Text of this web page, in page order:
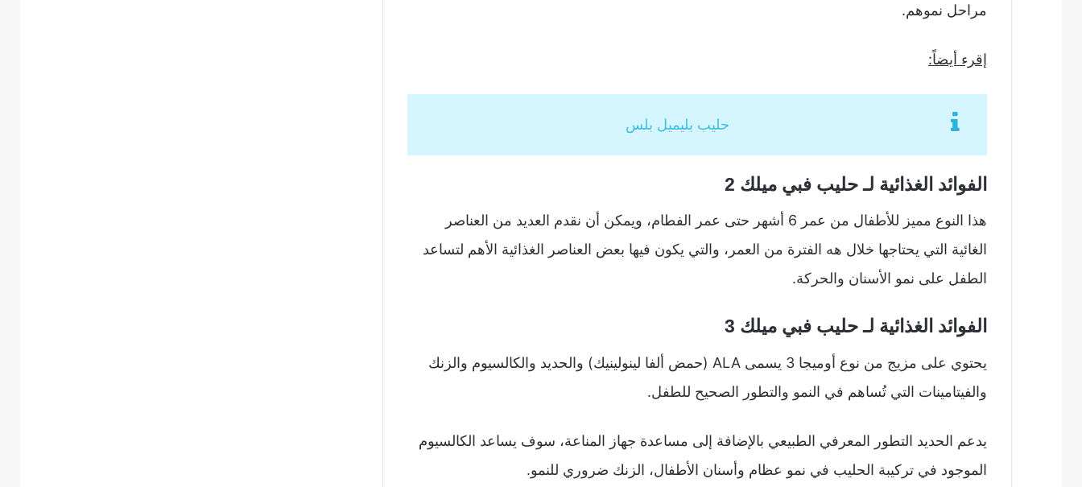
مراحل نموهم.
إقرء أيضاً:
حليب بليميل بلس
الفوائد الغذائية لـ حليب فبي ميلك 2
هذا النوع مميز للأطفال من عمر 6 أشهر حتى عمر الفطام، ويمكن أن نقدم العديد من العناصر
الغائية التي يحتاجها خلال هه الفترة من العمر، والتي يكون فيها بعض العناصر الغذائية الأهم لتساعد
الطفل على نمو الأسنان والحركة.
الفوائد الغذائية لـ حليب فبي ميلك 3
يحتوي على مزيج من نوع أوميجا 3 يسمى ALA (حمض ألفا لينولينيك) والحديد والكالسيوم والزنك
والفيتامينات التي تُساهم في النمو والتطور الصحيح للطفل.
يدعم الحديد التطور المعرفي الطبيعي بالإضافة إلى مساعدة جهاز المناعة، سوف يساعد الكالسيوم
الموجود في تركيبة الحليب في نمو عظام وأسنان الأطفال، الزنك ضروري للنمو.